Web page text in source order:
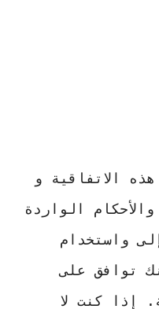
الموقع والخدمات،  فإنك توافق على